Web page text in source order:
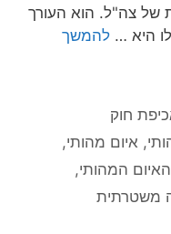
צה"ל. הוא העורך
…להמשך
חוק
איום מהותי,
המהותי,